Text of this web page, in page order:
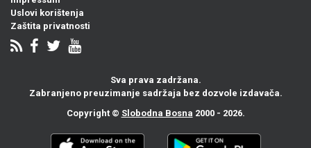
Uslovi korištenja
Zaštita privatnosti
Sva prava zadržana.
Zabranjeno preuzimanje sadržaja bez dozvole izdavača.
Copyright © Slobodna Bosna 2000 - 2026.